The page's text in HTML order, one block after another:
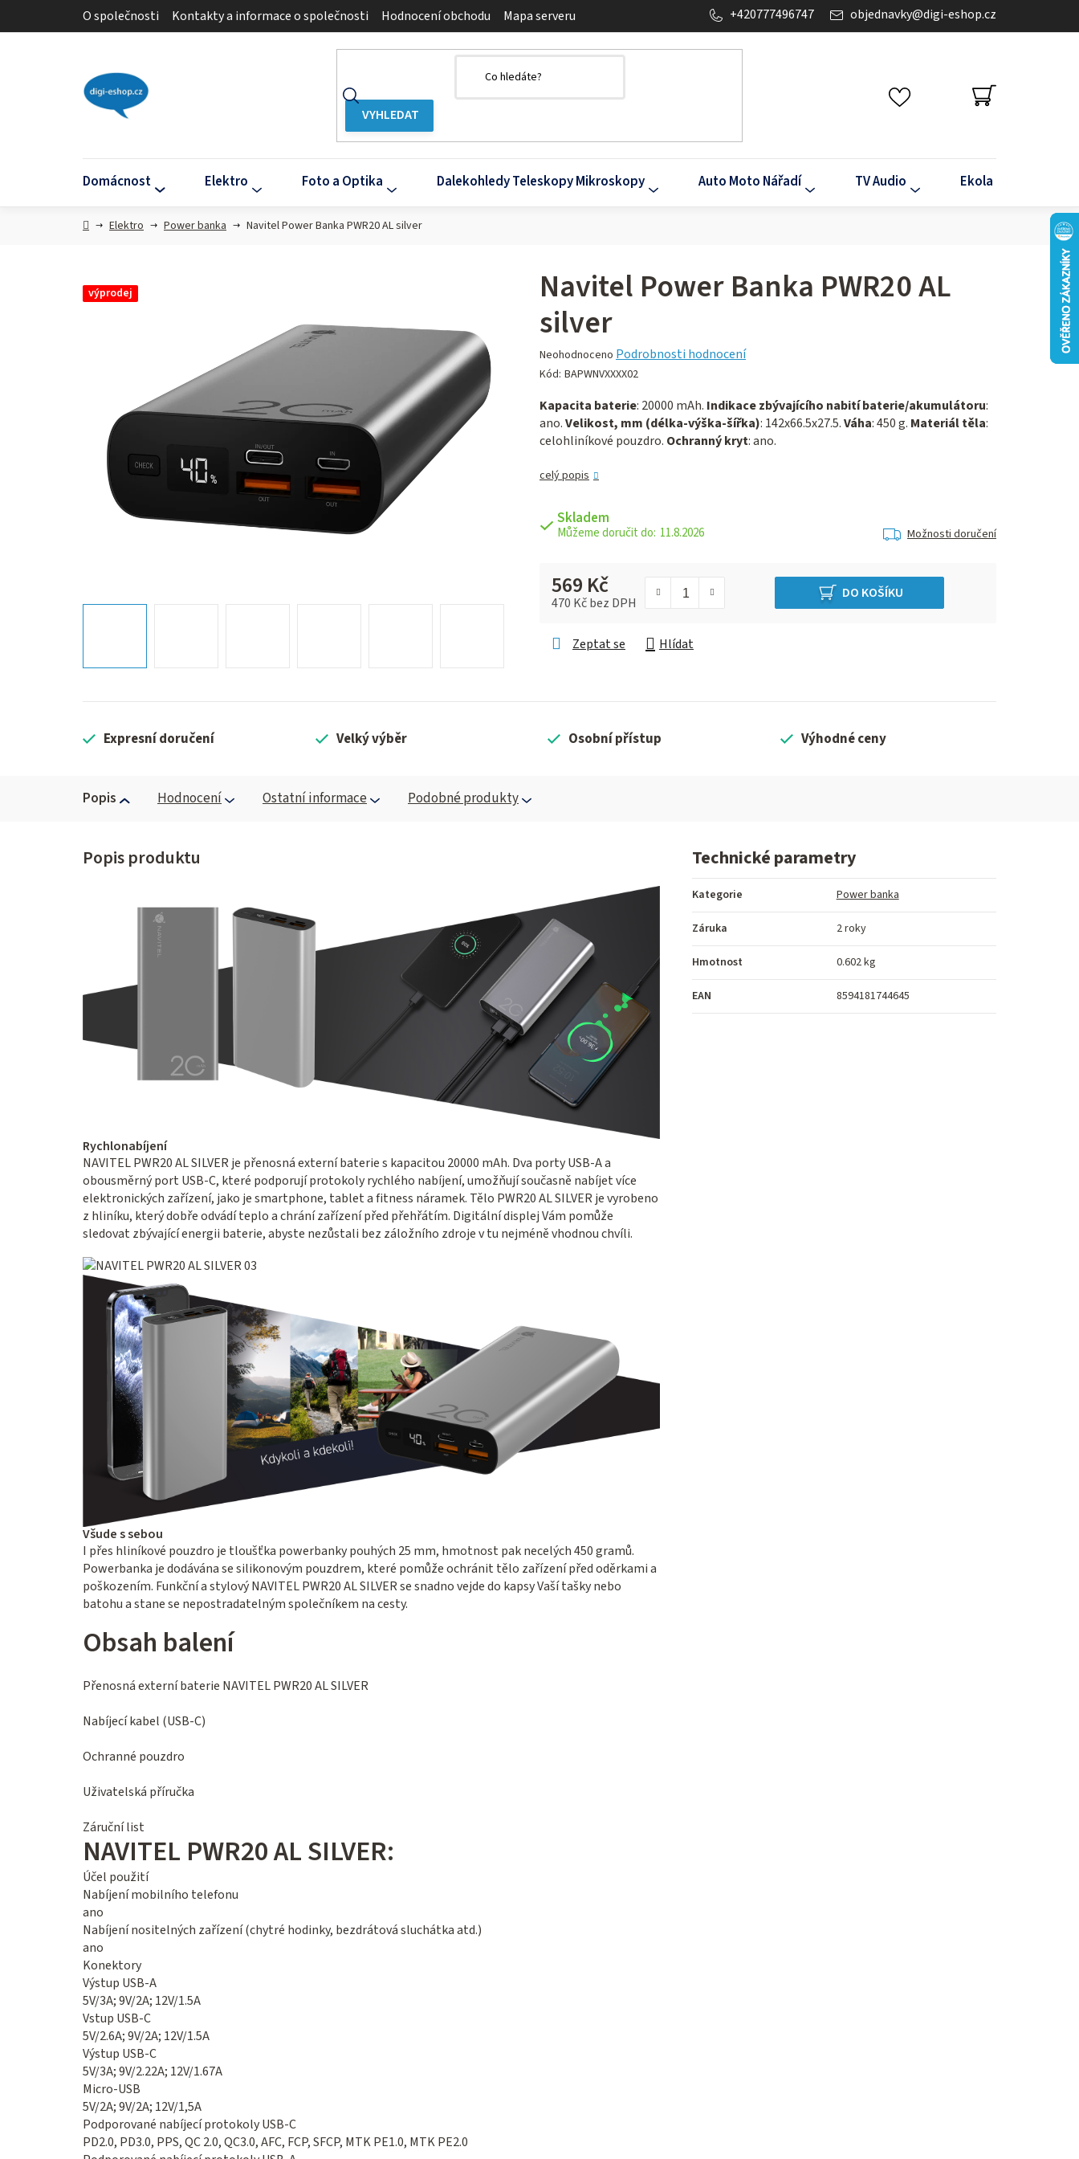
O společnosti Kontakty a informace o společnosti Hodnocení obchodu Mapa serveru objednavky@digi-eshop.cz
+420777496747
NÁKUPNÍ
KOŠÍK
Domácnost Elektro Foto a Optika Dalekohledy Teleskopy Mikroskopy Auto Moto Nářadí TV Audio Ekola
DomůElektro Power banka Navitel Power Banka PWR20 AL silver
Navitel Power Banka PWR20 AL
silver
Průměrné
hodnocení
je
0,0
z 5
Neohodnoceno Podrobnosti hodnocení
Kód: BAPWNVXXXX02
Kapacita baterie: 20000 mAh. Indikace zbývajícího nabití baterie/akumulátoru:
ano.Velikost, mm (délka-výška-šířka): 142x66.5x27.5.Váha: 450 g. Materiál těla:
celohliníkové pouzdro. Ochranný kryt: ano.
celý popis
Skladem
11.8.2026 Možnosti doručení
569 Kč
470 Kč bez DPH
DO KOŠÍKU
Zeptat se Hlídat
výprodej
Expresní doručení Velký výběr Osobní přístup Výhodné ceny
Popis Hodnocení Ostatní informace Podobné produkty
Rychlonabíjení
NAVITEL PWR20 AL SILVER je přenosná externí baterie s kapacitou 20000 mAh. Dva porty USB-A a
obousměrný port USB-C, které podporují protokoly rychlého nabíjení, umožňují současně nabíjet více
elektronických zařízení, jako je smartphone, tablet a fitness náramek. Tělo PWR20 AL SILVER je vyrobeno
z hliníku, který dobře odvádí teplo a chrání zařízení před přehřátím. Digitální displej Vám pomůže
sledovat zbývající energii baterie, abyste nezůstali bez záložního zdroje v tu nejméně vhodnou chvíli.
Všude s sebou
I přes hliníkové pouzdro je tloušťka powerbanky pouhých 25 mm, hmotnost pak necelých 450 gramů.
Powerbanka je dodávána se silikonovým pouzdrem, které pomůže ochránit tělo zařízení před oděrkami a
poškozením. Funkční a stylový NAVITEL PWR20 AL SILVER se snadno vejde do kapsy Vaší tašky nebo
batohu a stane se nepostradatelným společníkem na cesty.
Obsah balení
Přenosná externí baterie NAVITEL PWR20 AL SILVER
Nabíjecí kabel (USB-C)
Ochranné pouzdro
Uživatelská příručka
Záruční list
NAVITEL PWR20 AL SILVER:
Účel použití
Nabíjení mobilního telefonu
ano
Nabíjení nositelných zařízení (chytré hodinky, bezdrátová sluchátka atd.)
ano
Konektory
Výstup USB-A
5V/3А; 9V/2А; 12V/1.5А
Vstup USB-C
5V/2.6А; 9V/2А; 12V/1.5А
Výstup USB-C
5V/3А; 9V/2.22А; 12V/1.67А
Micro-USB
5V/2А; 9V/2А; 12V/1,5А
Podporované nabíjecí protokoly USB-C
PD2.0, PD3.0, PPS, QC 2.0, QC3.0, AFC, FCP, SFCP, MTK PE1.0, MTK PE2.0
Technické parametry
Kategorie Power banka
Záruka 2 roky
Hmotnost 0.602 kg
EAN 8594181744645